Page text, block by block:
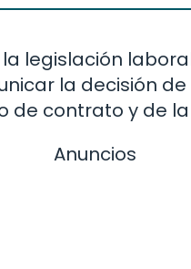
legislación
la decisión
de contrato y de
Anuncios